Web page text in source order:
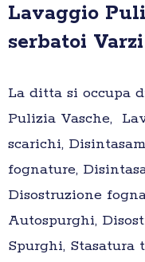
Lavaggio
serbatoi Varzi
La ditta si occupa
Pulizia Vasche,
scarichi,
fognature,
Disostruzione
Autospurghi,
Spurghi, Stasatura